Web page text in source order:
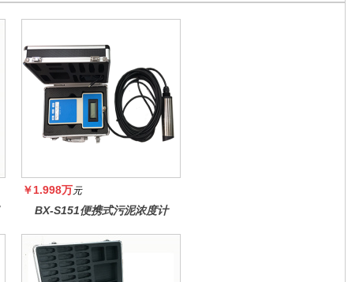
￥1.998万元
BX-S151便携式污泥浓度计